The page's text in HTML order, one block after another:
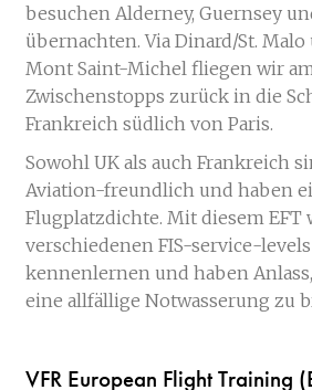
besuchen Alderney, Guernsey
übernachten. Via Dinard/St.
Mont Saint-Michel fliegen wir
Zwischenstopps zurück in die
Frankreich südlich von Paris.
Sowohl UK als auch Frankreich
Aviation-freundlich und haben
Flugplatzdichte. Mit diesem EFT
verschiedenen FIS-service-
kennenlernen und haben
eine allfällige Notwasserung zu
VFR European Flight Training